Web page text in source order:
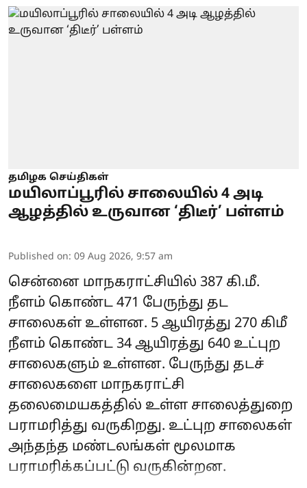
தமிழக செய்திகள்
மயிலாப்பூரில் சாலையில் 4 அடி
ஆழத்தில் உருவான ‘திடீர்’ பள்ளம்
Published on: 09 Aug 2026, 9:57 am
சென்னை மாநகராட்சியில் 387 கி.மீ.
நீளம் கொண்ட 471 பேருந்து தட
சாலைகள் உள்ளன. 5 ஆயிரத்து 270 கிமீ
நீளம் கொண்ட 34 ஆயிரத்து 640 உட்புற
சாலைகளும் உள்ளன. பேருந்து தடச்
சாலைகளை மாநகராட்சி
தலைமையகத்தில் உள்ள சாலைத்துறை
பராமரித்து வருகிறது. உட்புற சாலைகள்
அந்தந்த மண்டலங்கள் மூலமாக
பராமரிக்கப்பட்டு வருகின்றன.